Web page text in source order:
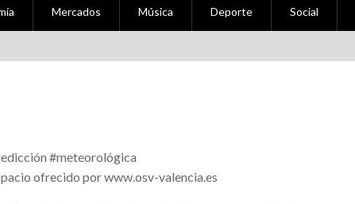
de Fallas Experimentales.
Mercados Música Deporte Social
#meteorológica
ofrecido por www.osv-valencia.es